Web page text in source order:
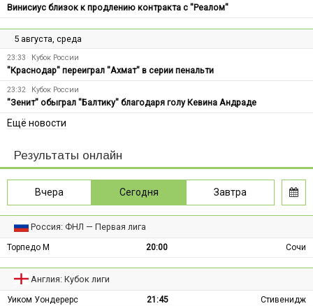
Винисиус близок к продлению контракта с "Реалом"
5 августа, среда
23:33 Кубок России
"Краснодар" переиграл "Ахмат" в серии пенальти
23:32 Кубок России
"Зенит" обыграл "Балтику" благодаря голу Кевина Андраде
Ещё новости
Результаты онлайн
Вчера Сегодня Завтра
Россия: ФНЛ — Первая лига
Торпедо М 20:00 Сочи
Англия: Кубок лиги
Уиком Уондерерс 21:45
Стивенидж